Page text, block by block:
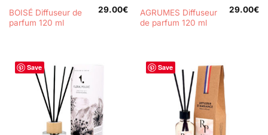
BOISÉ Diffuseur de
parfum 120 ml
29.00€
AGRUMES Diffuseur
de parfum 120 ml
29.00€
Save Save